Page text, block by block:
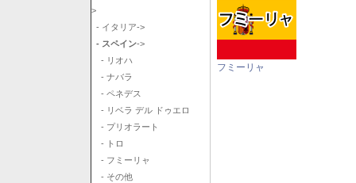
>
- イタリア->
- スペイン->
- リオハ
- ナバラ
- ペネデス
- リベラ デル ドゥエロ
- プリオラート
- トロ
- フミーリャ
- その他
フミーリャ